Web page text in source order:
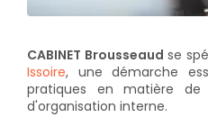
CABINET Brousseaud se
Issoire, une démarche
pratiques en matière de
d'organisation interne.